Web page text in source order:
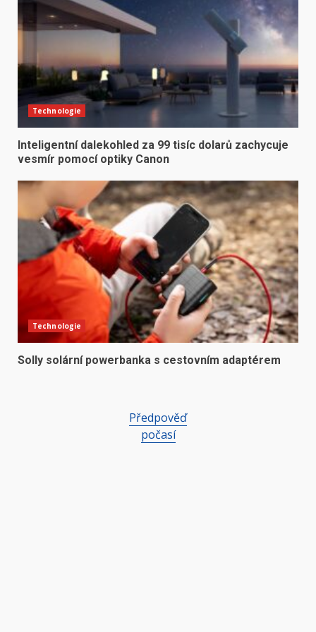
Technologie
Inteligentní dalekohled za 99 tisíc dolarů zachycuje
vesmír pomocí optiky Canon
Technologie
Solly solární powerbanka s cestovním adaptérem
Předpověď
počasí